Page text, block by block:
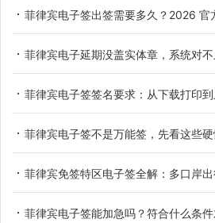
菲律宾电子签出签需要多久？2026 官
菲律宾电子延期没盖实体章，系统对
菲律宾电子签签名要求：从下载打印
菲律宾电子签不是万能签，先看这些
菲律宾免签特区电子签全解：多口岸
菲律宾电子签能加急吗？符合什么条